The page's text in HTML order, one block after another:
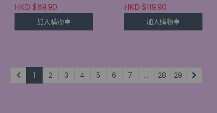
HKD $89.90
加入購物車
HKD $119.90
加入購物車
1 2 3 4 5 6 7 ... 28 29